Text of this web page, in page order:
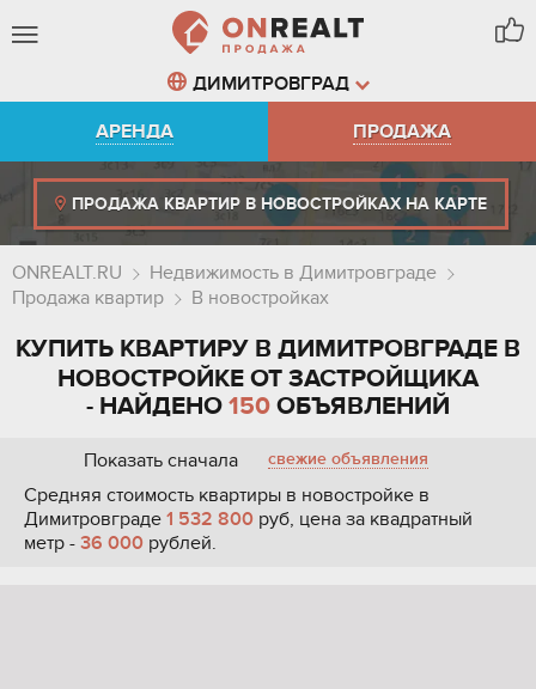
ДИМИТРОВГРАД
АРЕНДА
ПРОДАЖА
ПРОДАЖА КВАРТИР В НОВОСТРОЙКАХ НА КАРТЕ
ONREALT.RU
Недвижимость в Димитровграде
Продажа квартир
В новостройках
КУПИТЬ КВАРТИРУ В ДИМИТРОВГРАДЕ В
НОВОСТРОЙКЕ ОТ ЗАСТРОЙЩИКА
- НАЙДЕНО 150 ОБЪЯВЛЕНИЙ
Показать сначала свежие объявления
Средняя стоимость квартиры в новостройке в
Димитровграде 1 532 800 руб, цена за квадратный
метр - 36 000 рублей.